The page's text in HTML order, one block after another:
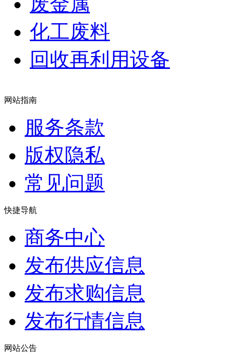
化工废料
回收再利用设备
网站指南
服务条款
版权隐私
常见问题
快捷导航
商务中心
发布供应信息
发布求购信息
发布行情信息
网站公告